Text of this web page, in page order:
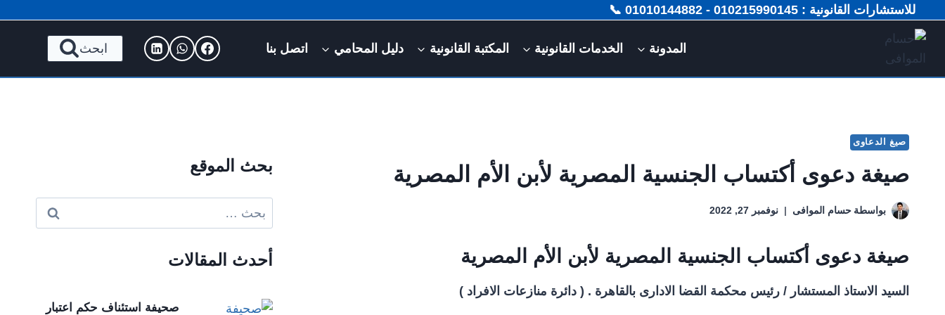
التجاوزللاستشارات القانونية : 010215990145 - 01010144882 📞
المدونة الخدمات القانونية المكتبة القانونية دليل المحامي اتصل بنا ابحث
صيغ الدعاوى
صيغة دعوى أكتساب الجنسية المصرية لأبن الأم المصرية
بواسطة حسام الموافى نوفمبر 27, 2022
صيغة دعوى أكتساب الجنسية المصرية لأبن الأم المصرية
السيد الاستاذ المستشار / رئيس محكمة القضا الادارى بالقاهرة . ( دائرة منازعات الافراد )
بحث الموقع
البحث
عن:
أحدث المقالات
صحيفة استئناف حكم اعتبار